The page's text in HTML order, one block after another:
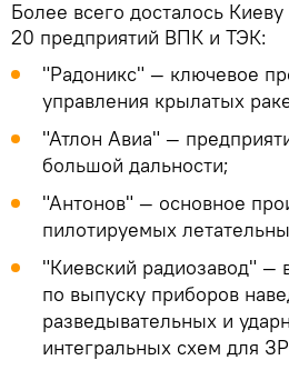
Более всего досталось
20 предприятий ВПК и ТЭК:
"Радоникс" — ключевое
управления крылатых
"Атлон Авиа" —
большой дальности;
"Антонов" — основное
пилотируемых
"Киевский радиозавод" —
по выпуску приборов
разведывательных и
интегральных схем для